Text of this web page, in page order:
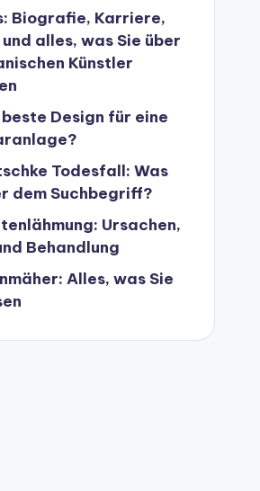
Biografie, Karriere,
alles, was Sie über
Künstler
Design für eine
Todesfall: Was
dem Suchbegriff?
Ursachen,
Behandlung
Alles, was Sie